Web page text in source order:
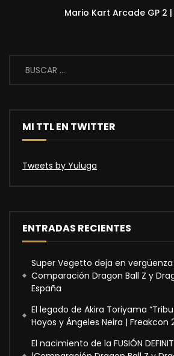
Mario Kart Arcade GP 2 |
MI TTL EN TWITTER
Tweets by Yuluga
ENTRADAS RECIENTES
Super Vegetto deja en vergüenza
Comparación Dragon Ball Z y
España
El legado de Akira Toriyama
Hoyos y Ángeles Neira | Freakcon
El nacimiento de la FUSIÓN